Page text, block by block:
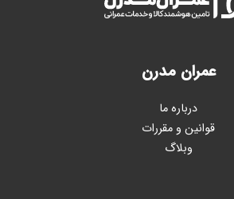
عمران مدرن
درباره ما
قوانین و مقررات
وبلاگ